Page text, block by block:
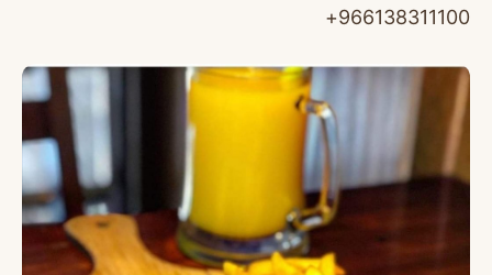
966138311100+